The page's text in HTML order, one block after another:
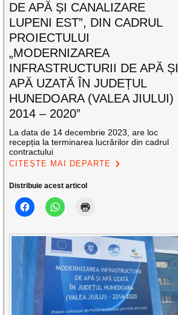
DE APĂ ȘI CANALIZARE
LUPENI EST”, DIN CADRUL
PROIECTULUI
„MODERNIZAREA
INFRASTRUCTURII DE APĂ ȘI
APĂ UZATĂ ÎN JUDEȚUL
HUNEDOARA (VALEA JIULUI)
2014 – 2020”
La data de 14 decembrie 2023, are loc
recepția la terminarea lucrărilor din cadrul
contractului
CITEȘTE MAI DEPARTE
Distribuie acest articol